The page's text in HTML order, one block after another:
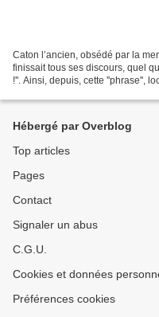
Caton l’ancien, obsédé par la
finissait tous ses discours, quel
!''. Ainsi, depuis, cette ''phrase'',
Hébergé par Overblog
Top articles
Pages
Contact
Signaler un abus
C.G.U.
Cookies et données
Préférences cookies